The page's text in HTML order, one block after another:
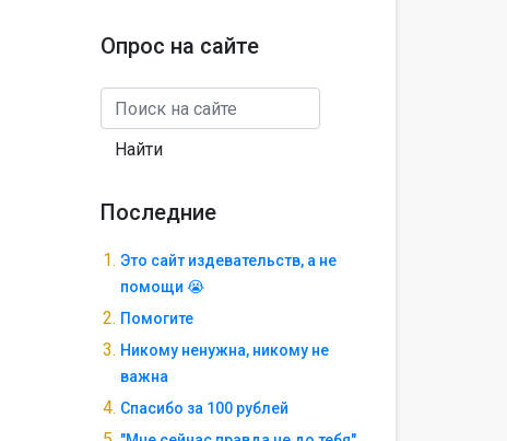
Опрос на сайте
Найти
Последние
Это сайт издевательств, а не
помощи 😭
Помогите
Никому ненужна, никому не
важна
Спасибо за 100 рублей